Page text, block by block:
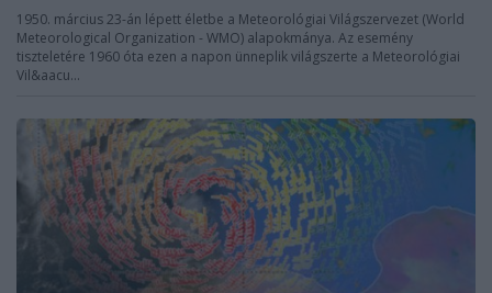
1950. március 23-án lépett életbe a Meteorológiai Világszervezet (World
Meteorological Organization - WMO) alapokmánya. Az esemény
tiszteletére 1960 óta ezen a napon ünneplik világszerte a Meteorológiai
Vil&aacu...